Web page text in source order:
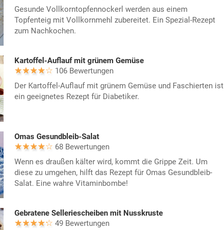
Gesunde Vollkorntopfennockerl werden aus einem
Topfenteig mit Vollkornmehl zubereitet. Ein Spezial-Rezept
zum Nachkochen.
Kartoffel-Auflauf mit grünem Gemüse
106 Bewertungen
Der Kartoffel-Auflauf mit grünem Gemüse und Faschierten ist
ein geeignetes Rezept für Diabetiker.
Omas Gesundbleib-Salat
68 Bewertungen
Wenn es draußen kälter wird, kommt die Grippe Zeit. Um
diese zu umgehen, hilft das Rezept für Omas Gesundbleib-
Salat. Eine wahre Vitaminbombe!
Gebratene Selleriescheiben mit Nusskruste
49 Bewertungen